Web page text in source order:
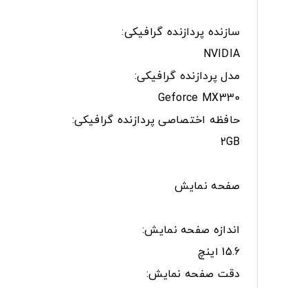
سازنده پردازنده گرافیکی:
NVIDIA
مدل پردازنده گرافیکی:
Geforce MX330
حافظه اختصاصی پردازنده گرافیکی:
2GB
صفحه نمایش
اندازه صفحه نمایش:
15.6 اینچ
دقت صفحه نمایش: